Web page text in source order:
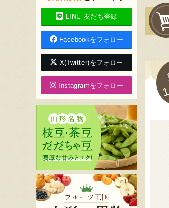
LINE 友だち登録
Facebookをフォロー
X(Twitter)をフォロー
Instagramをフォロー